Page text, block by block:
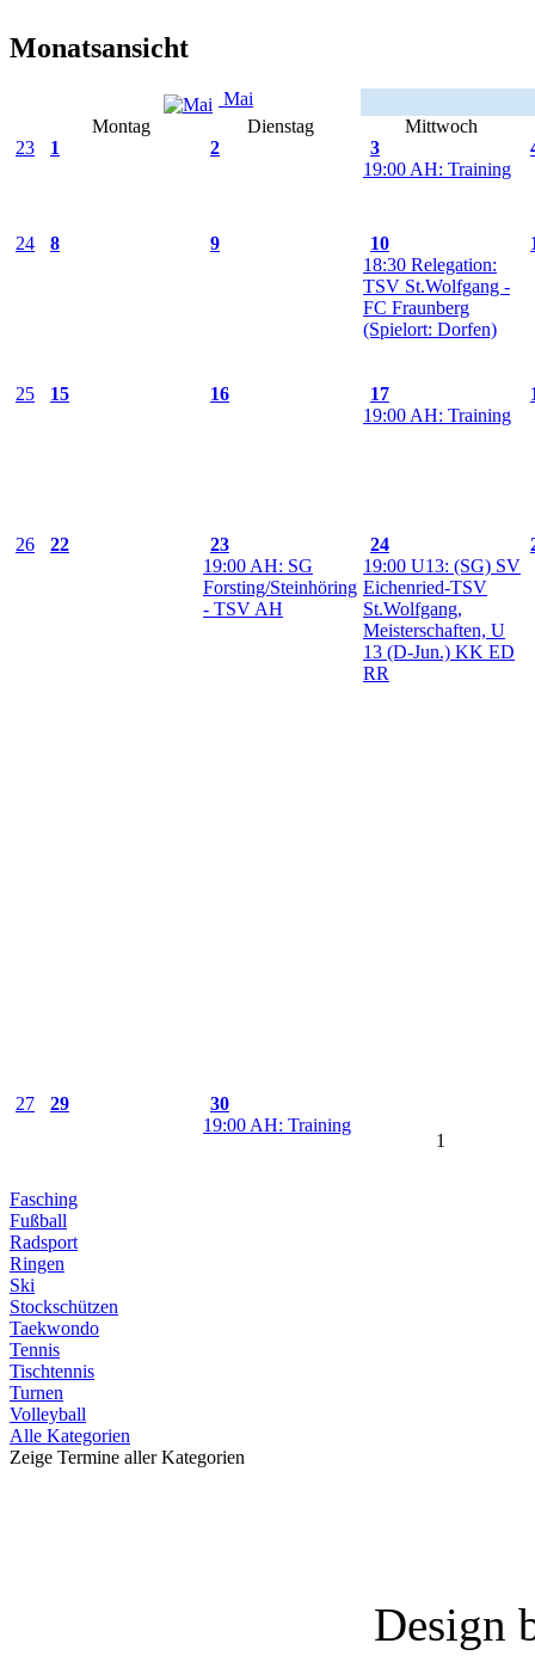
Monatsansicht
Mai
Montag
Dienstag
Mittwoch
23
1 2
3
19:00 AH: Training
24 8 9
10
18:30 Relegation:
TSV St.Wolfgang -
FC Fraunberg
(Spielort: Dorfen)
25 15 16
17
19:00 AH: Training
26 22
23
19:00 AH: SG
Forsting/Steinhöring
- TSV AH
24
19:00 U13: (SG) SV
Eichenried-TSV
St.Wolfgang,
Meisterschaften, U
13 (D-Jun.) KK ED
RR
27 29
30
19:00 AH: Training
1
Fasching
Fußball
Radsport
Ringen
Ski
Stockschützen
Taekwondo
Tennis
Tischtennis
Turnen
Volleyball
Alle Kategorien
Zeige Termine aller Kategorien
Design